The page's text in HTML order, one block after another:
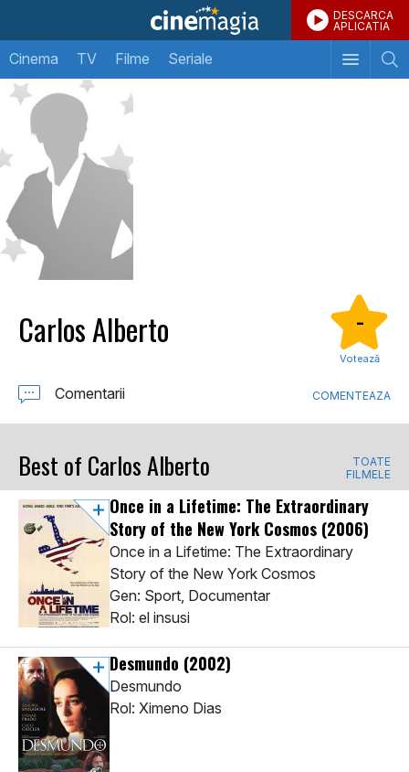
DESCARCA
APLICATIA
Cinema TV Filme Seriale
Carlos Alberto -
Votează
Comentarii COMENTEAZA
Best of Carlos Alberto
TOATE
FILMELE
Once in a Lifetime: The Extraordinary
Story of the New York Cosmos (2006)
Once in a Lifetime: The Extraordinary
Story of the New York Cosmos
Gen: Sport, Documentar
Rol: el insusi
Desmundo (2002)
Desmundo
Rol: Ximeno Dias